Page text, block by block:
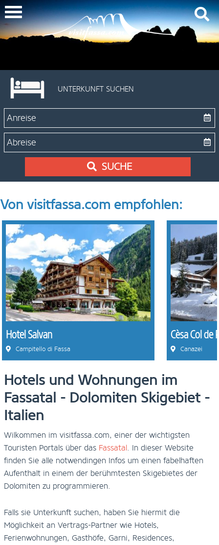
UNTERKUNFT SUCHEN
SUCHE
Von visitfassa.com empfohlen:
Hotel Salvan
Campitello di Fassa
Cèsa Col de
Canazei
Hotels und Wohnungen im
Fassatal - Dolomiten Skigebiet -
Italien
Wilkommen im visitfassa.com, einer der wichtigsten
Touristen Portals über das Fassatal. In dieser Website
finden Sie alle notwendingen Infos um einen fabelhaften
Aufenthalt in einem der berühmtesten Skigebietes der
Dolomiten zu programmieren.
Falls sie Unterkunft suchen, haben Sie hiermit die
Möglichkeit an Vertrags-Partner wie Hotels,
Ferienwohnungen, Gasthöfe, Garni, Residences,